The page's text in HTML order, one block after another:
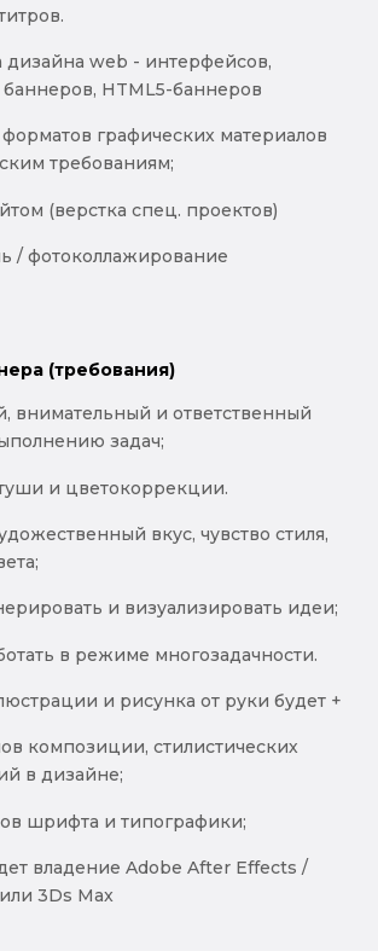
дизайна web - интерфейсов,
баннеров, HTML5-баннеров
графических материалов
требованиям;
(верстка спец. проектов)
/ фотоколлажирование
(требования)
внимательный и ответственный
задач;
и цветокоррекции.
вкус, чувство стиля,
и визуализировать идеи;
в режиме многозадачности.
и рисунка от руки будет +
композиции, стилистических
в дизайне;
шрифта и типографики;
владение Adobe After Effects /
3Ds Max